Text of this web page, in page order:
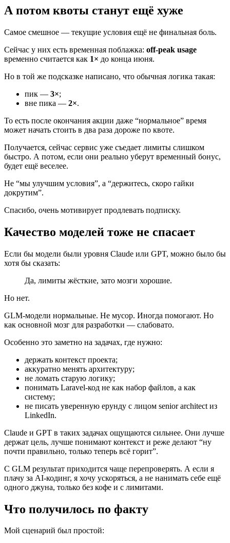
А потом квоты станут ещё хуже
Самое смешное — текущие условия ещё не финальная боль.
Сейчас у них есть временная поблажка: off-peak usage
временно считается как 1× до конца июня.
Но в той же подсказке написано, что обычная логика такая:
пик — 3×;
вне пика — 2×.
То есть после окончания акции даже “нормальное” время
может начать стоить в два раза дороже по квоте.
Получается, сейчас сервис уже съедает лимиты слишком
быстро. А потом, если они реально уберут временный бонус,
будет ещё веселее.
Не “мы улучшим условия”, а “держитесь, скоро гайки
докрутим”.
Спасибо, очень мотивирует продлевать подписку.
Качество моделей тоже не спасает
Если бы модели были уровня Claude или GPT, можно было бы
хотя бы сказать:
Да, лимиты жёсткие, зато мозги хорошие.
Но нет.
GLM-модели нормальные. Не мусор. Иногда помогают. Но
как основной мозг для разработки — слабовато.
Особенно это заметно на задачах, где нужно:
держать контекст проекта;
аккуратно менять архитектуру;
не ломать старую логику;
понимать Laravel-код не как набор файлов, а как
систему;
не писать уверенную ерунду с лицом senior architect из
LinkedIn.
Claude и GPT в таких задачах ощущаются сильнее. Они лучше
держат цель, лучше понимают контекст и реже делают “ну
почти правильно, только теперь всё горит”.
С GLM результат приходится чаще перепроверять. А если я
плачу за AI-кодинг, я хочу ускоряться, а не нанимать себе ещё
одного джуна, только без кофе и с лимитами.
Что получилось по факту
Мой сценарий был простой: